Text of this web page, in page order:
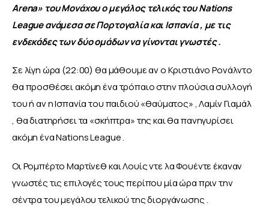
Arena» του Μονάχου ο μεγάλος τελικός του Nations
League ανάμεσα σε Πορτογαλία και Ισπανία , με τις
ενδεκάδες των δύο ομάδων να γίνονται γνωστές .
Σε λίγη ώρα (22:00) θα μάθουμε αν ο Κριστιάνο Ρονάλντο
θα προσθέσει ακόμη ένα τρόπαιο στην πλούσια συλλογή
του ή αν η Ισπανία του παιδιού «θαύματος» , Λαμίν Γιαμάλ
, θα διατηρήσει τα «σκήπτρα» της και θα πανηγυρίσει
ακόμη ένα Nations League .
Οι Ρομπέρτο Μαρτίνεθ και Λουίς ντε λα Φουέντε έκαναν
γνωστές τις επιλογές τους περίπου μία ώρα πριν την
σέντρα του μεγάλου τελικού της διοργάνωσης .